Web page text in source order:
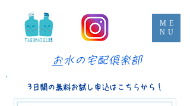
​お水の宅配倶楽部
3日間の無料お試し申込はこちらから！
ME
NU